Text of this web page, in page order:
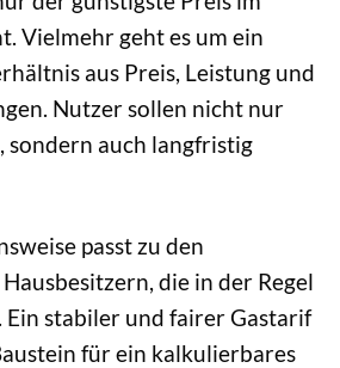
Vielmehr geht es um ein
aus Preis, Leistung und
Nutzer sollen nicht nur
sondern auch langfristig
passt zu den
die in der Regel
Ein stabiler und fairer Gastarif
für ein kalkulierbares